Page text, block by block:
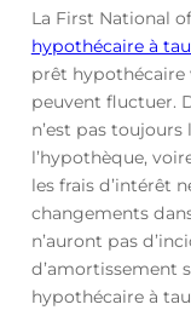
La First National
hypothécaire à
prêt hypothécaire
peuvent fluctuer.
n’est pas
l’hypothèque,
les frais d’intérêt
changements
n’auront pas
d’amortissement
hypothécaire à